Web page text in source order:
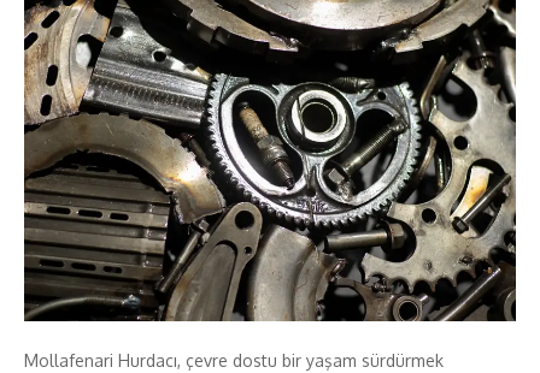
Mollafenari Hurdacı, çevre dostu bir yaşam sürdürmek